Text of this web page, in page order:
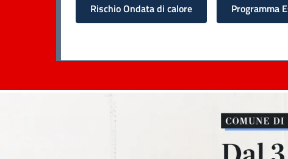
Rischio Ondata di calore Programma